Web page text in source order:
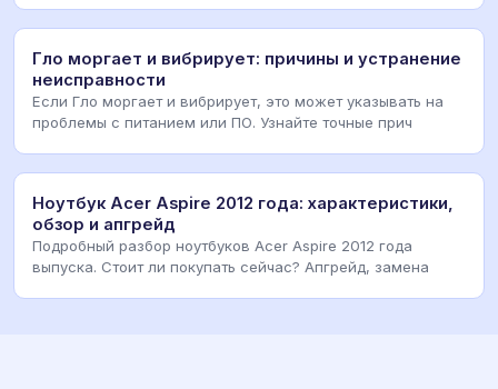
Гло моргает и вибрирует: причины и устранение
неисправности
Если Гло моргает и вибрирует, это может указывать на
проблемы с питанием или ПО. Узнайте точные прич
Ноутбук Acer Aspire 2012 года: характеристики,
обзор и апгрейд
Подробный разбор ноутбуков Acer Aspire 2012 года
выпуска. Стоит ли покупать сейчас? Апгрейд, замена